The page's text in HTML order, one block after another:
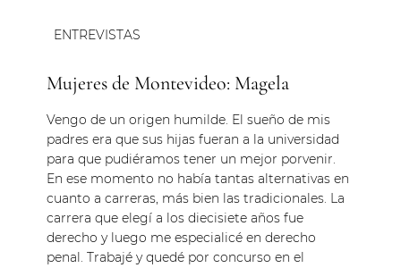
Mujeres de Montevideo: Magela
Vengo de un origen humilde. El sueño de mis
padres era que sus hijas fueran a la universidad
para que pudiéramos tener un mejor porvenir.
En ese momento no había tantas alternativas en
cuanto a carreras, más bien las tradicionales. La
carrera que elegí a los diecisiete años fue
derecho y luego me especialicé en derecho
penal. Trabajé y quedé por concurso en el
ENTREVISTAS